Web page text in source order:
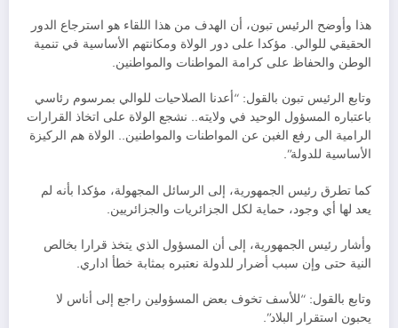
هذا وأوضح الرئيس تبون، أن الهدف من هذا اللقاء هو استرجاع الدور
الحقيقي للوالي. مؤكدا على دور الولاة ومكانتهم الأساسية في تنمية
الوطن والحفاظ على كرامة المواطنات والمواطنين.
وتابع الرئيس تبون بالقول: “أعدنا الصلاحيات للوالي بمرسوم رئاسي
باعتباره المسؤول الوحيد في ولايته.. نشجع الولاة على اتخاذ القرارات
الرامية الى رفع الغبن عن المواطنات والمواطنين.. الولاة هم الركيزة
الأساسية للدولة”.
كما تطرق رئيس الجمهورية، إلى الرسائل المجهولة، مؤكدا بأنه لم
يعد لها أي وجود، حماية لكل الجزائريات والجزائريين.
وأشار رئيس الجمهورية، إلى أن المسؤول الذي يتخذ قرارا بخالص
النية حتى وإن سبب أضرار للدولة نعتبره بمثابة خطأ اداري.
وتابع بالقول: “للأسف تخوف بعض المسؤولين راجع إلى أناس لا
يحبون استقرار البلاد”.